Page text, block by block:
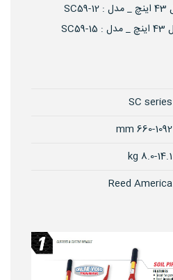
SC series
660-1092 mm
8.0-14.1 kg
Reed America